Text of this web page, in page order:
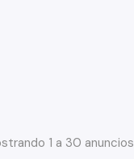
1 a 30 anuncios